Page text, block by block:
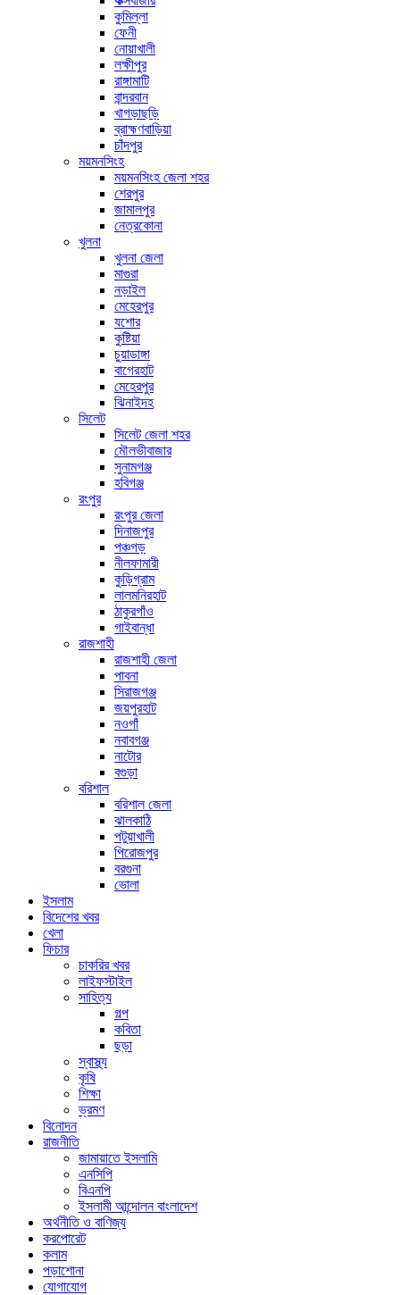
কুমিল্লা
ফেনী
নোয়াখালী
লক্ষীপুর
রাঙ্গামাটি
বান্দরবান
খাগড়াছড়ি
ব্রাহ্মণবাড়িয়া
চাঁদপুর
ময়মনসিংহ
ময়মনসিংহ জেলা শহর
শেরপুর
জামালপুর
নেত্রকোনা
খুলনা
খুলনা জেলা
মাগুরা
নড়াইল
মেহেরপুর
যশোর
কুষ্টিয়া
চুয়াডাঙ্গা
বাগেরহাট
মেহেরপুর
ঝিনাইদহ
সিলেট
সিলেট জেলা শহর
মৌলভীবাজার
সুনামগঞ্জ
হবিগঞ্জ
রংপুর
রংপুর জেলা
দিনাজপুর
পঞ্চগড়
নীলফামারী
কুড়িগ্রাম
লালমনিরহাট
ঠাকুরগাঁও
গাইবান্ধা
রাজশাহী
রাজশাহী জেলা
পাবনা
সিরাজগঞ্জ
জয়পুরহাট
নওগাঁ
নবাবগঞ্জ
নাটোর
বগুড়া
বরিশাল
বরিশাল জেলা
ঝালকাঠি
পটুয়াখালী
পিরোজপুর
বরগুনা
ভোলা
ইসলাম
বিদেশের খবর
খেলা
ফিচার
চাকরির খবর
লাইফস্টাইল
সাহিত্য
গল্প
কবিতা
ছড়া
স্বাস্থ্য
কৃষি
শিক্ষা
ভ্রমণ
বিনোদন
রাজনীতি
জামায়াতে ইসলামি
এনসিপি
বিএনপি
ইসলামী আন্দোলন বাংলাদেশ
অর্থনীতি ও বাণিজ্য
করপোরেট
কলাম
পড়াশোনা
যোগাযোগ